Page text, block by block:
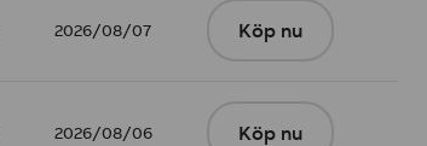
2026/08/07 Köp nu
2026/08/06 Köp nu